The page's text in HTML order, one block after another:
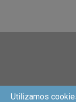
Utilizamos